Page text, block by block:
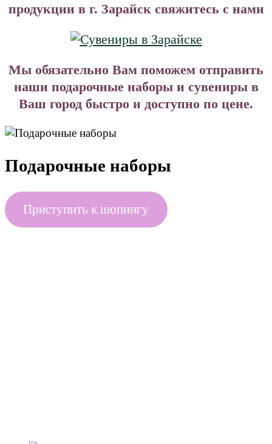
продукции в г. Зарайск свяжитесь с нами
Мы обязательно Вам поможем отправить
наши подарочные наборы и сувениры в
Ваш город быстро и доступно по цене.
Подарочные наборы
Приступить к шопингу